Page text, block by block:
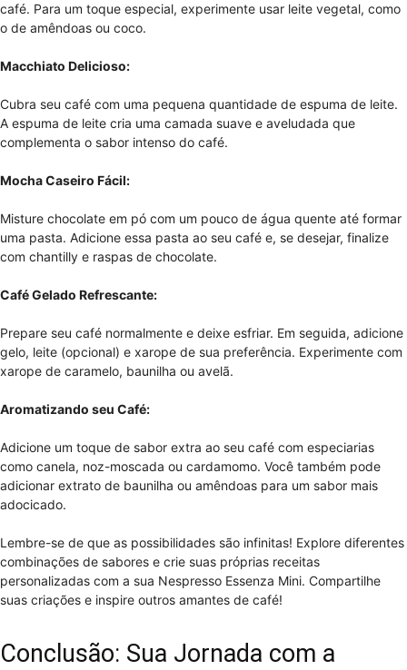
café. Para um toque especial, experimente usar leite vegetal, como
o de amêndoas ou coco.
Macchiato Delicioso:
Cubra seu café com uma pequena quantidade de espuma de leite.
A espuma de leite cria uma camada suave e aveludada que
complementa o sabor intenso do café.
Mocha Caseiro Fácil:
Misture chocolate em pó com um pouco de água quente até formar
uma pasta. Adicione essa pasta ao seu café e, se desejar, finalize
com chantilly e raspas de chocolate.
Café Gelado Refrescante:
Prepare seu café normalmente e deixe esfriar. Em seguida, adicione
gelo, leite (opcional) e xarope de sua preferência. Experimente com
xarope de caramelo, baunilha ou avelã.
Aromatizando seu Café:
Adicione um toque de sabor extra ao seu café com especiarias
como canela, noz-moscada ou cardamomo. Você também pode
adicionar extrato de baunilha ou amêndoas para um sabor mais
adocicado.
Lembre-se de que as possibilidades são infinitas! Explore diferentes
combinações de sabores e crie suas próprias receitas
personalizadas com a sua Nespresso Essenza Mini. Compartilhe
suas criações e inspire outros amantes de café!
Conclusão: Sua Jornada com a